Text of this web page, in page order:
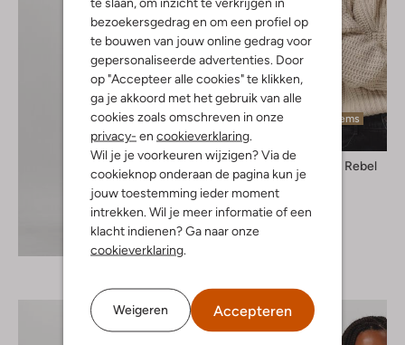
bezoekersgedrag en om een profiel op
te bouwen van jouw online gedrag voor
gepersonaliseerde advertenties. Door
op "Accepteer alle cookies" te klikken,
ga je akkoord met het gebruik van alle
cookies zoals omschreven in onze
privacy- en cookieverklaring
Wil je je voorkeuren wijzigen? Via de
cookieknop onderaan de pagina kun je
jouw toestemming ieder moment
intrekken. Wil je meer informatie of een
klacht indienen? Ga naar onze
cookieverklaring
Weigeren Accepteren
Ontdek de look
Laatste items
Colourful Rebel
Trui